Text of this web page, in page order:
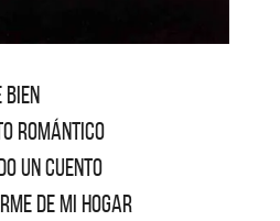
BIEN
ROMÁNTICO
UN CUENTO
DE MI HOGAR